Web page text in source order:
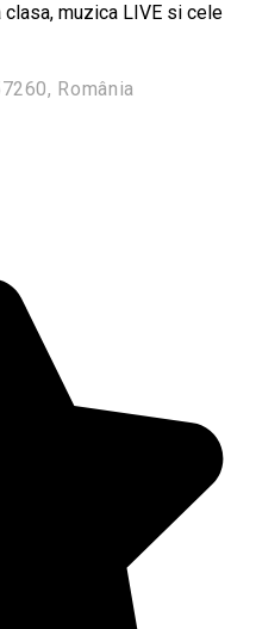
muzica LIVE si cele
România